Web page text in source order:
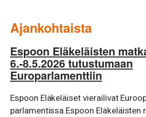
Ajankohtaista
Espoon Eläkeläisten
6.-8.5.2026 tutustumaan
Europarlamenttiin
Espoon Eläkeläiset vierailivat
parlamentissa.Espoon Eläkeläisten